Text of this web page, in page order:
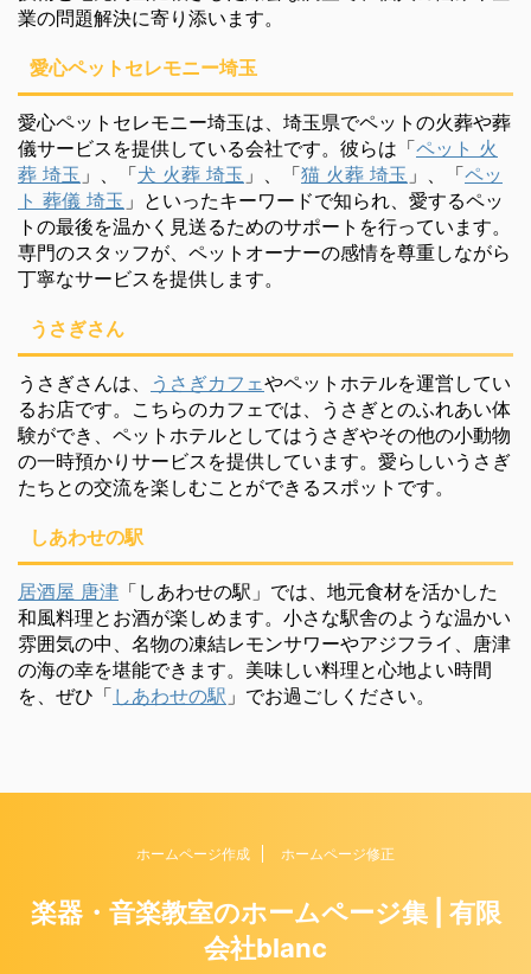
業の問題解決に寄り添います。
愛心ペットセレモニー埼玉
愛心ペットセレモニー埼玉は、埼玉県でペットの火葬や葬
儀サービスを提供している会社です。彼らは「ペット 火
葬 埼玉 」、「犬 火葬 埼玉 」、「猫 火葬 埼玉 」、「ペッ
ト 葬儀 埼玉 」といったキーワードで知られ、愛するペッ
トの最後を温かく見送るためのサポートを行っています。
専門のスタッフが、ペットオーナーの感情を尊重しながら
丁寧なサービスを提供します。
うさぎさん
うさぎさんは、 うさぎカフェやペットホテルを運営してい
るお店です。こちらのカフェでは、うさぎとのふれあい体
験ができ、ペットホテルとしてはうさぎやその他の小動物
の一時預かりサービスを提供しています。愛らしいうさぎ
たちとの交流を楽しむことができるスポットです。
しあわせの駅
居酒屋 唐津 「しあわせの駅」では、地元食材を活かした
和風料理とお酒が楽しめます。小さな駅舎のような温かい
雰囲気の中、名物の凍結レモンサワーやアジフライ、唐津
の海の幸を堪能できます。美味しい料理と心地よい時間
を、ぜひ「 しあわせの駅 」でお過ごしください。
ホームページ作成 ホームページ修正
楽器・音楽教室のホームページ集 | 有限
会社blanc